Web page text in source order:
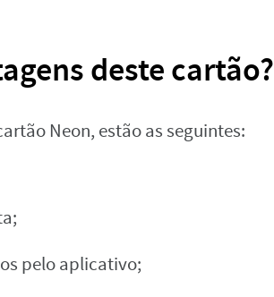
deste cartão?
Neon, estão as seguintes:
pelo aplicativo;